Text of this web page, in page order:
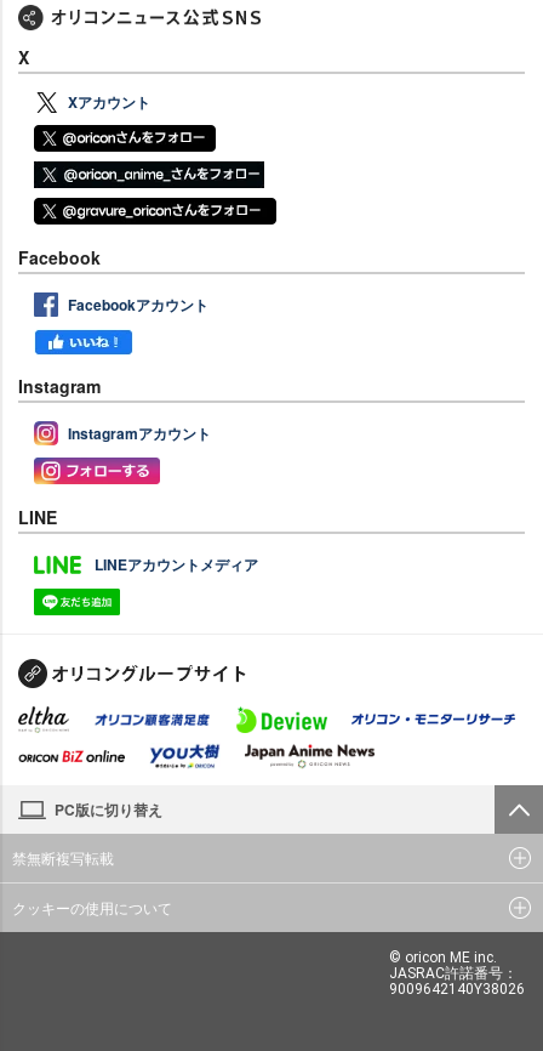
X
Xアカウント
Facebook
Facebookアカウント
Instagram
Instagramアカウント
LINE
LINEアカウントメディア
PC版に切り替え
禁無断複写転載
クッキーの使用について
© oricon ME inc.
JASRAC許諾番号：
9009642140Y38026